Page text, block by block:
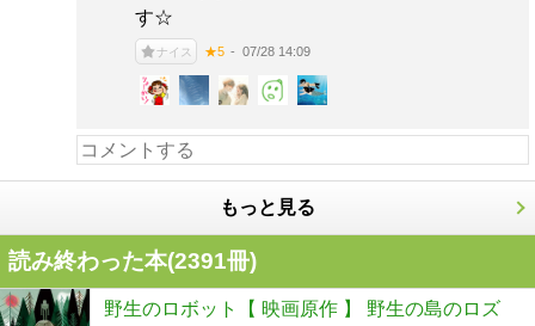
す☆
ナイス ★5 07/28 14:09
もっと見る
読み終わった本(2391冊)
野生のロボット【 映画原作 】 野生の島のロズ